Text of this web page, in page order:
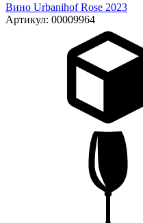
Вино Urbanihof Rose 2023
Артикул: 00009964